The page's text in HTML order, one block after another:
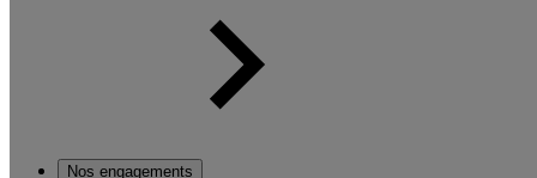
Nos engagements